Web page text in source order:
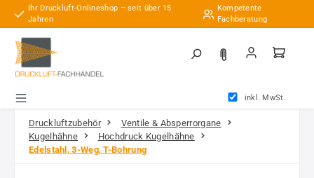
Zum Hauptinhalt springen
Ihr Druckluft-Onlineshop – seit über 15
Jahren
Kompetente
Fachberatung
inkl. MwSt.
Druckluftzubehör
Ventile & Absperrorgane
Kugelhähne
Hochdruck Kugelhähne
Edelstahl, 3-Weg, T-Bohrung